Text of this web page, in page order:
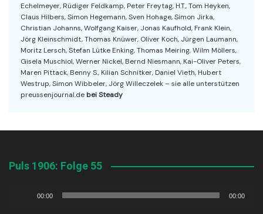
Echelmeyer, Rüdiger Feldkamp, Peter Freytag, H.T., Tom Heyken,
Claus Hilbers, Simon Hegemann, Sven Hohage, Simon Jirka,
Christian Johanns, Wolfgang Kaiser, Jonas Kaufhold, Frank Klein,
Jörg Kleinschmidt, Thomas Knüwer, Oliver Koch, Jürgen Laumann,
Moritz Lersch, Stefan Lütke Enking, Thomas Meiring, Wilm Möllers,
Gisela Muschiol, Werner Nickel, Bernd Niesmann, Kai-Oliver Peters,
Maren Pittack, Benny S., Kilian Schnitker, Daniel Vieth, Hubert
Westrup, Simon Wibbeler, Jörg Willeczelek – sie alle unterstützen
preussenjournal.de bei Steady
Puls 1906: Folge 55
00:00 00:00